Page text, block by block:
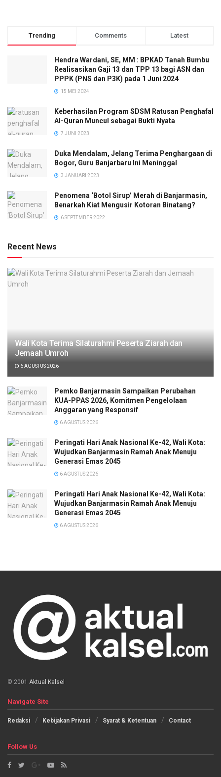
Trending Comments Latest
Hendra Wardani, SE, MM : BPKAD Tanah Bumbu
Realisasikan Gaji 13 dan TPP 13 bagi ASN dan
PPPK (PNS dan P3K) pada 1 Juni 2024
15 MEI 2024
Keberhasilan Program SDSM Ratusan Penghafal
Al-Quran Muncul sebagai Bukti Nyata
7 JUNI 2023
Duka Mendalam, Jelang Terima Penghargaan di
Bogor, Guru Banjarbaru Ini Meninggal
3 JANUARI 2023
Penomena ‘Botol Sirup’ Merah di Banjarmasin,
Benarkah Kiat Mengusir Kotoran Binatang?
6 SEPTEMBER 2022
Recent News
Wali Kota Terima Silaturahmi Peserta Ziarah dan
Jemaah Umroh
6 AGUSTUS 2026
Pemko Banjarmasin Sampaikan Perubahan
KUA-PPAS 2026, Komitmen Pengelolaan
Anggaran yang Responsif
6 AGUSTUS 2026
Peringati Hari Anak Nasional Ke-42, Wali Kota:
Wujudkan Banjarmasin Ramah Anak Menuju
Generasi Emas 2045
6 AGUSTUS 2026
Peringati Hari Anak Nasional Ke-42, Wali Kota:
Wujudkan Banjarmasin Ramah Anak Menuju
Generasi Emas 2045
6 AGUSTUS 2026
© 2001 Aktual Kalsel
Navigate Site
Redaksi Kebijakan Privasi Syarat & Ketentuan Contact
Follow Us